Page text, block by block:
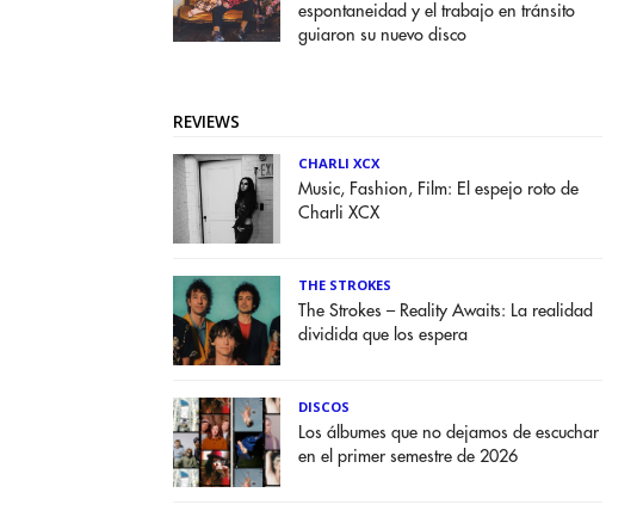
espontaneidad y el trabajo en tránsito
guiaron su nuevo disco
REVIEWS
CHARLI XCX
Music, Fashion, Film: El espejo roto de
Charli XCX
THE STROKES
The Strokes – Reality Awaits: La realidad
dividida que los espera
DISCOS
Los álbumes que no dejamos de escuchar
en el primer semestre de 2026